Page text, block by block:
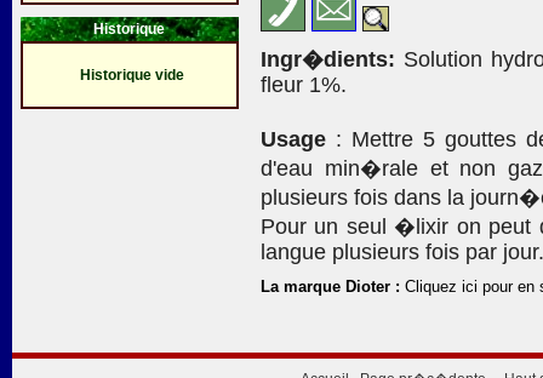
Historique
Historique vide
Ingr�dients: Solution
fleur 1%.
Usage : Mettre 5 gouttes
d'eau min�rale et non
plusieurs fois dans la
Pour un seul �lixir on peut
langue plusieurs fois par jour.
La marque Dioter : Cliquez ici pour en